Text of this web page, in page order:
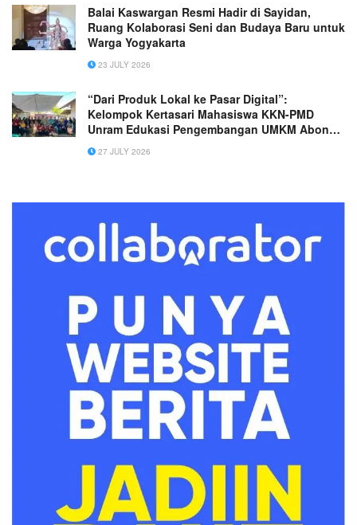
Balai Kaswargan Resmi Hadir di Sayidan,
Ruang Kolaborasi Seni dan Budaya Baru untuk
Warga Yogyakarta
23 JULY 2026
“Dari Produk Lokal ke Pasar Digital”:
Kelompok Kertasari Mahasiswa KKN-PMD
Unram Edukasi Pengembangan UMKM Abon
Ikan melalui Pemasaran Online (Digital
Marketing)
27 JULY 2026